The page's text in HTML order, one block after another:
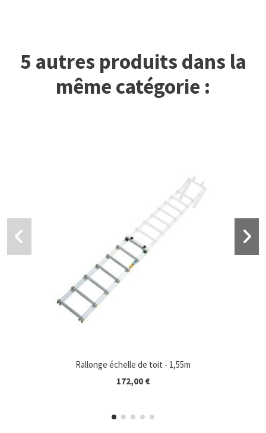
5 autres produits dans la
même catégorie :
Rallonge échelle de toit - 1,55m
172,00 €